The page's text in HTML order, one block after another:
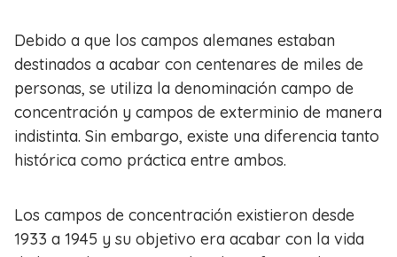
Debido a que los campos alemanes estaban
destinados a acabar con centenares de miles de
personas, se utiliza la denominación campo de
concentración y campos de exterminio de manera
indistinta. Sin embargo, existe una diferencia tanto
histórica como práctica entre ambos.
Los campos de concentración existieron desde
1933 a 1945 y su objetivo era acabar con la vida